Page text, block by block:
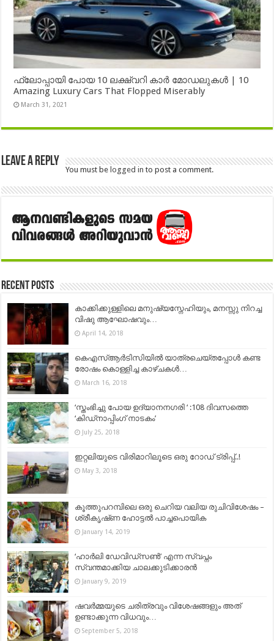
ഫ്ലോപ്പായി പോയ 10 ലക്ഷ്വറി കാർ മോഡലുകൾ | 10
Amazing Luxury Cars That Flopped Miserably
March 31, 2021
Leave a Reply
You must belogged in to post a comment.
Recent Posts
കാക്കിക്കുള്ളിലെ മനുഷ്യസ്നേഹിയും, മനസ്സു നിറച്ച
വിഷു ആഘോഷവും…
April 14, 2018
കെഎസ്ആര്‍ടിസിയില്‍ യാത്രചെയ്തപ്പോള്‍ കണ്ട
രോഷം കൊള്ളിച്ച കാഴ്ചകള്‍…
March 16, 2018
‘സ്തംഭിച്ചു പോയ ഉദ്യാനനഗരി ‘ :108 ദിവസത്തെ
‘കിഡ്നാപ്പിംഗ് നാടകം’
July 25, 2018
ഇറ്റലിയുടെ വിരിമാറിലൂടെ ഒരു റോഡ് ട്രിപ്പ്‌..!
May 3, 2018
കൂത്തുപറമ്പിലെ ഒരു ചെറിയ വലിയ രുചിവിശേഷം –
ശ്രീകൃഷ്‌ണ ഹോട്ടൽ പാച്ചപൊയിക
January 14, 2019
‘ഹാർലി ഡേവിഡ്‌സൺ’ എന്ന സ്വപ്നം
സ്വന്തമാക്കിയ ചാലക്കുടിക്കാരൻ
January 9, 2019
ഷവർമ്മയുടെ ചരിത്രവും വിശേഷങ്ങളും അത്
ഉണ്ടാക്കുന്ന വിധവും…
September 5, 2018